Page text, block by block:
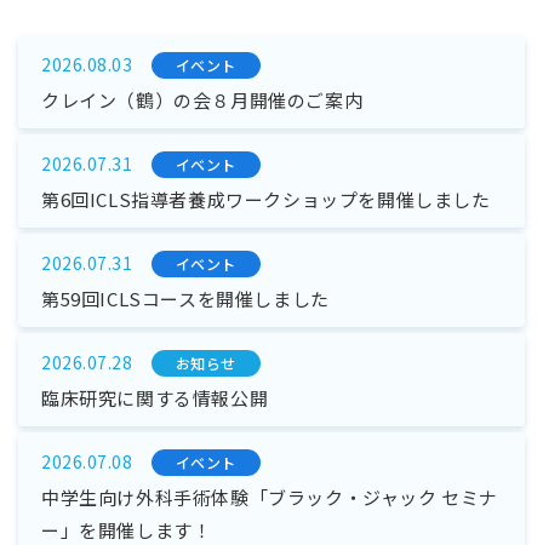
2026.08.03 イベント
クレイン（鶴）の会８月開催のご案内
2026.07.31 イベント
第6回ICLS指導者養成ワークショップを開催しました
2026.07.31 イベント
第59回ICLSコースを開催しました
2026.07.28 お知らせ
臨床研究に関する情報公開
2026.07.08 イベント
中学生向け外科手術体験「ブラック・ジャック セミナ
ー」を開催します！